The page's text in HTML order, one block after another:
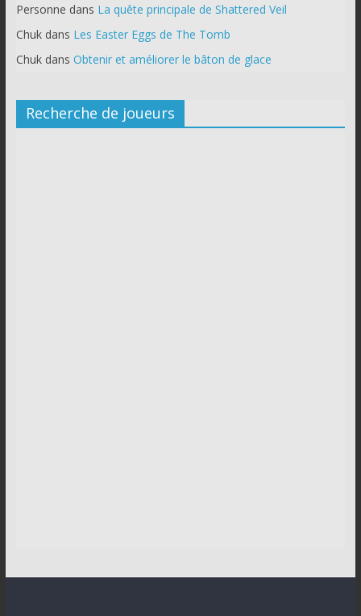
Personne dans La quête principale de Shattered Veil
Chukdans Les Easter Eggs de The Tomb
Chukdans Obtenir et améliorer le bâton de glace
Recherche de joueurs